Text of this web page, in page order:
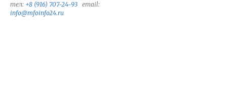
тел: +8 (916) 707-24-93 email:
info@mfoinfo24.ru